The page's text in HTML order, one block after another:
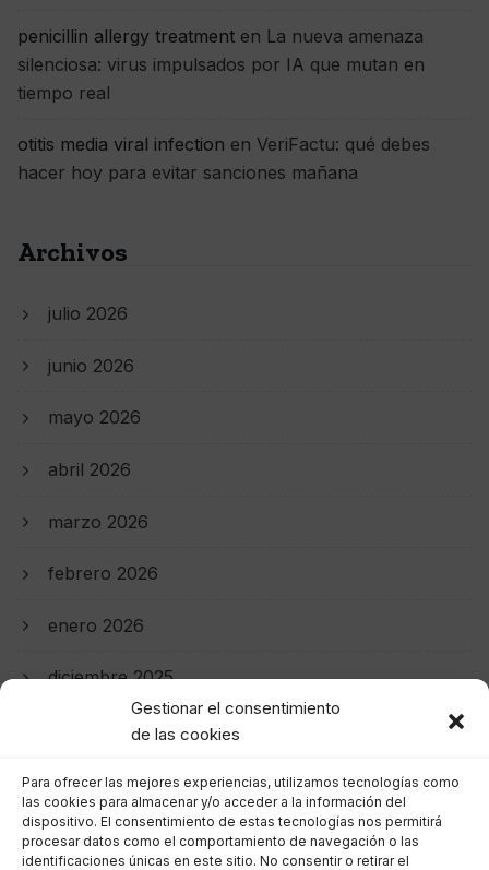
Gestionar el consentimiento
de las cookies
Para ofrecer las mejores experiencias, utilizamos tecnologías como
las cookies para almacenar y/o acceder a la información del
dispositivo. El consentimiento de estas tecnologías nos permitirá
procesar datos como el comportamiento de navegación o las
identificaciones únicas en este sitio. No consentir o retirar el
penicillin allergy treatment en La nueva amenaza
silenciosa: virus impulsados por IA que mutan en
tiempo real
otitis media viral infection en VeriFactu: qué debes
hacer hoy para evitar sanciones mañana
Archivos
julio 2026
junio 2026
mayo 2026
abril 2026
marzo 2026
febrero 2026
enero 2026
diciembre 2025
noviembre 2025
octubre 2025
septiembre 2025